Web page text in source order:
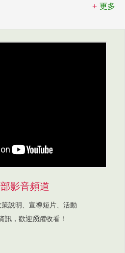
更多
影音頻道
說明、宣導短片、活動
訊，歡迎踴躍收看！